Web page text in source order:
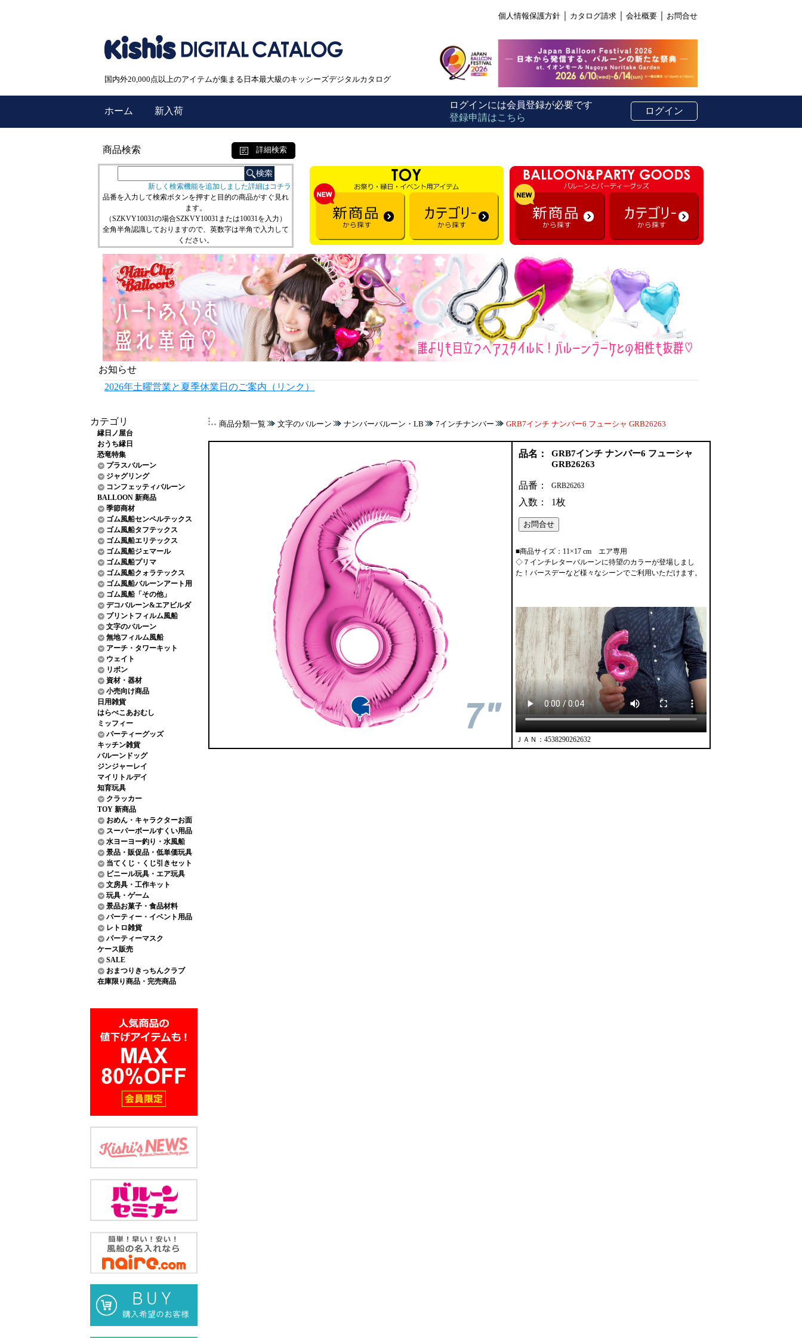
個人情報保護方針 カタログ請求 会社概要 お問合せ
国内外20,000点以上のアイテムが集まる日本最大級のキッシーズデジタルカタログ
ホーム 新入荷
ログインには会員登録が必要です
登録申請はこちら
ログイン
商品検索 詳細検索
新しく検索機能を追加しました詳細はコチラ
品番を入力して検索ボタンを押すと目的の商品がすぐ見れ
ます。
（SZKVY10031の場合SZKVY10031または10031を入力）
全角半角認識しておりますので、英数字は半角で入力して
ください。
お知らせ
2026年土曜営業と夏季休業日のご案内（リンク）
カテゴリ
縁日ノ屋台
おうち縁日
恐竜特集
プラスバルーン
ジャグリング
コンフェッティバルーン
BALLOON 新商品
季節商材
ゴム風船センペルテックス
ゴム風船タフテックス
ゴム風船エリテックス
ゴム風船ジェマール
ゴム風船プリマ
ゴム風船クォラテックス
ゴム風船バルーンアート用
ゴム風船「その他」
デコバルーン&エアビルダ
プリントフィルム風船
文字のバルーン
無地フィルム風船
アーチ・タワーキット
ウェイト
リボン
資材・器材
小売向け商品
日用雑貨
はらぺこあおむし
ミッフィー
パーティーグッズ
キッチン雑貨
バルーンドッグ
ジンジャーレイ
マイリトルデイ
知育玩具
クラッカー
TOY 新商品
おめん・キャラクターお面
スーパーボールすくい用品
水ヨーヨー釣り・水風船
景品・販促品・低単価玩具
当てくじ・くじ引きセット
ビニール玩具・エア玩具
文房具・工作キット
玩具・ゲーム
景品お菓子・食品材料
パーティー・イベント用品
レトロ雑貨
パーティーマスク
ケース販売
SALE
おまつりきっちんクラブ
在庫限り商品・完売商品
商品分類一覧 文字のバルーン ナンバーバルーン・LB 7インチナンバー GRB7インチ ナンバー6 フューシャ GRB26263
品名：
GRB7インチ ナンバー6 フューシャ
GRB26263
品番： GRB26263
入数： 1枚
■商品サイズ：11×17 cm エア専用
◇７インチレターバルーンに待望のカラーが登場しまし
た！バースデーなど様々なシーンでご利用いただけます。
ＪＡＮ：4538290262632